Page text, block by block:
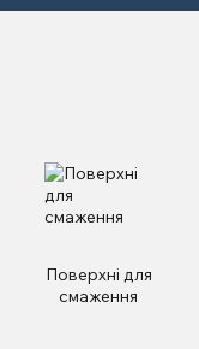
Поверхні для
смаження